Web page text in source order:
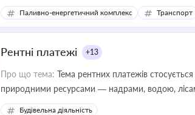
законодавства
Паливно-енергетичний комплекс Транспорт
Рентні платежі +13
Про що тема: Тема рентних платежів
природними ресурсами — надрами, водою,
Будівельна діяльність